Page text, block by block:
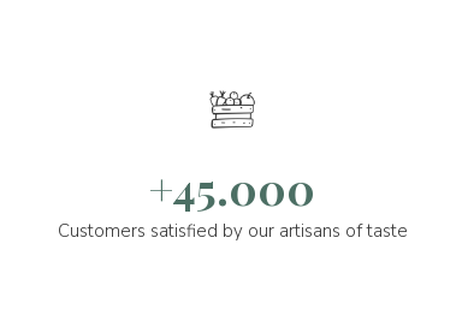
+45.000
Customers satisfied by our artisans of taste